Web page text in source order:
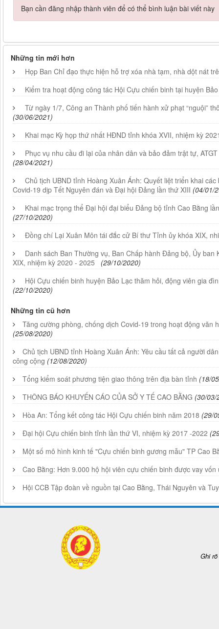
Bạn cần đăng nhập thành viên để có thể bình luận bài viết này
Những tin mới hơn
Họp Ban Chỉ đạo thực hiện hỗ trợ xóa nhà tạm, nhà dột nát
Kiểm tra hoạt động công tác Hội Cựu chiến binh tại huyện
Từ ngày 1/7, Công an Thành phố tiến hành xử phạt “nguội”
(30/06/2021)
Khai mạc Kỳ họp thứ nhất HĐND tỉnh khóa XVII, nhiệm kỳ
Phục vụ nhu cầu đi lại của nhân dân và bảo đảm trật tự,
(28/04/2021)
Chủ tịch UBND tỉnh Hoàng Xuân Ánh: Quyết liệt triển khai
Covid-19 dịp Tết Nguyên đán và Đại hội Đảng lần thứ XIII (04/01/
Khai mạc trọng thể Đại hội đại biểu Đảng bộ tỉnh Cao Bằng
(27/10/2020)
Đồng chí Lại Xuân Môn tái đắc cử Bí thư Tỉnh ủy khóa XIX,
Danh sách Ban Thường vụ, Ban Chấp hành Đảng bộ, Ủy ban
XIX, nhiệm kỳ 2020 - 2025
(29/10/2020)
Hội Cựu chiến binh huyện Bảo Lạc thăm hỏi, động viên gia
(22/10/2020)
Những tin cũ hơn
Tăng cường phòng, chống dịch Covid-19 trong hoạt động văn
(25/08/2020)
Chủ tịch UBND tỉnh Hoàng Xuân Ánh: Yêu cầu tất cả người
công cộng (12/08/2020)
Tổng kiểm soát phương tiện giao thông trên địa bàn tỉnh (18/
THÔNG BÁO KHUYẾN CÁO CỦA SỞ Y TẾ CAO BẰNG ​ (30/03/
Hòa An: Tổng kết công tác Hội Cựu chiến binh năm 2018 (29/
Đại hội Cựu chiến binh tỉnh lần thứ VI, nhiệm kỳ 2017 -2022
Một số mô hình kinh tế "Cựu chiến binh gương mẫu" TP Cao
Cao Bằng: Hơn 9.000 hộ hội viên cựu chiến binh được vay vốn
Hội CCB Tập đoàn về nguồn tại Cao Bằng, Thái Nguyên và
Ghi